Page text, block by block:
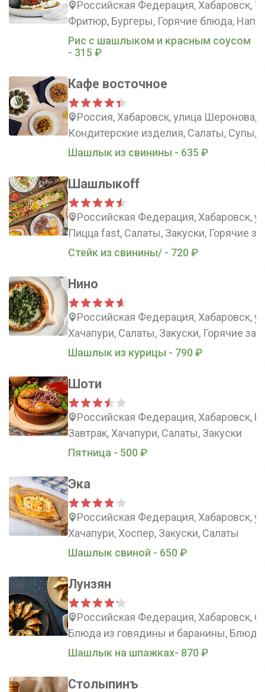
Российская Федерация, Хабаровск,
Фритюр, Бургеры, Горячие блюда,
Рис с шашлыком и красным соусом
- 315 ₽
Кафе восточное
Россия, Хабаровск, улица Шеронова,
Кондитерские изделия, Салаты, Супы,
Шашлык из свинины - 635 ₽
Шашлыкоff
Российская Федерация, Хабаровск,
Пицца fast, Салаты, Закуски, Горячие
Стейк из свинины/ - 720 ₽
Нино
Российская Федерация, Хабаровск,
Хачапури, Салаты, Закуски, Горячие
Шашлык из курицы - 790 ₽
Шоти
Российская Федерация, Хабаровск,
Завтрак, Хачапури, Салаты, Закуски
Пятница - 500 ₽
Эка
Российская Федерация, Хабаровск,
Хачапури, Хоспер, Закуски, Салаты
Шашлык свиной - 650 ₽
Лунзян
Российская Федерация, Хабаровск,
Блюда из говядины и баранины,
Шашлык на шпажках- 870 ₽
Столыпинъ